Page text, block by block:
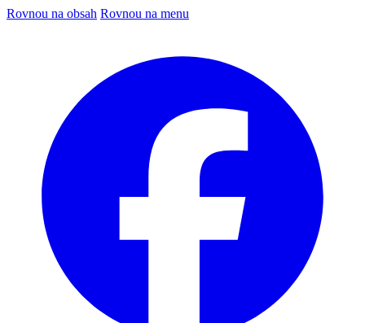
Rovnou na obsah Rovnou na menu